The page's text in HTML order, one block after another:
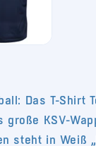
Das T-Shirt
große KSV-
steht in Weiß